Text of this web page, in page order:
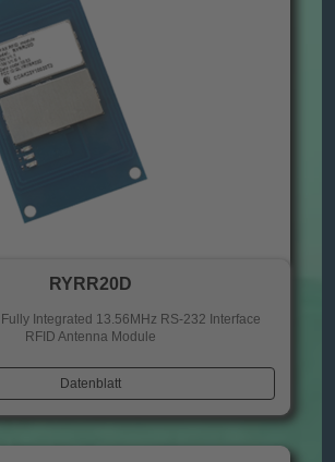
RYRR20D
Integrated 13.56MHz RS-232 Interface
RFID Antenna Module
Datenblatt